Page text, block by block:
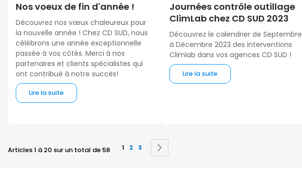
Nos voeux de fin d'année !
Découvrez nos vœux chaleureux pour
la nouvelle année ! Chez CD SUD, nous
célébrons une année exceptionnelle
passée à vos côtés. Merci à nos
partenaires et clients spécialistes qui
ont contribué à notre succès!
Lire la suite
Journées contrôle outillage
ClimLab chez CD SUD 2023
Découvrez le calendrier de Septembre
à Décembre 2023 des interventions
Climlab dans vos agences CD SUD !
Lire la suite
Articles 1 à 20 sur un total de 58
Page
Vous lisez actuellement la page
1 Page
2 Page
3